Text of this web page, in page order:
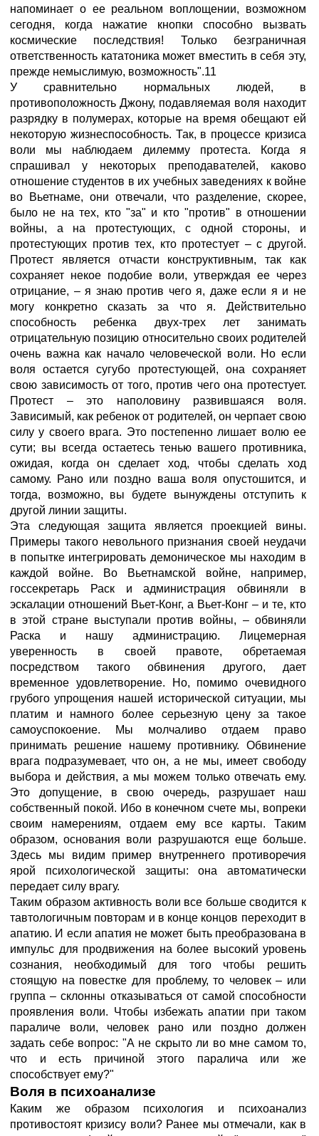
напоминает о ее реальном воплощении, возможном
сегодня, когда нажатие кнопки способно вызвать
космические последствия! Только безграничная
ответственность кататоника может вместить в себя эту,
прежде немыслимую, возможность".11
У сравнительно нормальных людей, в
противоположность Джону, подавляемая воля находит
разрядку в полумерах, которые на время обещают ей
некоторую жизнеспособность. Так, в процессе кризиса
воли мы наблюдаем дилемму протеста. Когда я
спрашивал у некоторых преподавателей, каково
отношение студентов в их учебных заведениях к войне
во Вьетнаме, они отвечали, что разделение, скорее,
было не на тех, кто "за" и кто "против" в отношении
войны, а на протестующих, с одной стороны, и
протестующих против тех, кто протестует – с другой.
Протест является отчасти конструктивным, так как
сохраняет некое подобие воли, утверждая ее через
отрицание, – я знаю против чего я, даже если я и не
могу конкретно сказать за что я. Действительно
способность ребенка двух-трех лет занимать
отрицательную позицию относительно своих родителей
очень важна как начало человеческой воли. Но если
воля остается сугубо протестующей, она сохраняет
свою зависимость от того, против чего она протестует.
Протест – это наполовину развившаяся воля.
Зависимый, как ребенок от родителей, он черпает свою
силу у своего врага. Это постепенно лишает волю ее
сути; вы всегда остаетесь тенью вашего противника,
ожидая, когда он сделает ход, чтобы сделать ход
самому. Рано или поздно ваша воля опустошится, и
тогда, возможно, вы будете вынуждены отступить к
другой линии защиты.
Эта следующая защита является проекцией вины.
Примеры такого невольного признания своей неудачи
в попытке интегрировать демоническое мы находим в
каждой войне. Во Вьетнамской войне, например,
госсекретарь Раск и администрация обвиняли в
эскалации отношений Вьет-Конг, а Вьет-Конг – и те, кто
в этой стране выступали против войны, – обвиняли
Раска и нашу администрацию. Лицемерная
уверенность в своей правоте, обретаемая
посредством такого обвинения другого, дает
временное удовлетворение. Но, помимо очевидного
грубого упрощения нашей исторической ситуации, мы
платим и намного более серьезную цену за такое
самоуспокоение. Мы молчаливо отдаем право
принимать решение нашему противнику. Обвинение
врага подразумевает, что он, а не мы, имеет свободу
выбора и действия, а мы можем только отвечать ему.
Это допущение, в свою очередь, разрушает наш
собственный покой. Ибо в конечном счете мы, вопреки
своим намерениям, отдаем ему все карты. Таким
образом, основания воли разрушаются еще больше.
Здесь мы видим пример внутреннего противоречия
ярой психологической защиты: она автоматически
передает силу врагу.
Таким образом активность воли все больше сводится к
тавтологичным повторам и в конце концов переходит в
апатию. И если апатия не может быть преобразована в
импульс для продвижения на более высокий уровень
сознания, необходимый для того чтобы решить
стоящую на повестке для проблему, то человек – или
группа – склонны отказываться от самой способности
проявления воли. Чтобы избежать апатии при таком
параличе воли, человек рано или поздно должен
задать себе вопрос: "А не скрыто ли во мне самом то,
что и есть причиной этого паралича или же
способствует ему?"
Воля в психоанализе
Каким же образом психология и психоанализ
противостоят кризису воли? Ранее мы отмечали, как в